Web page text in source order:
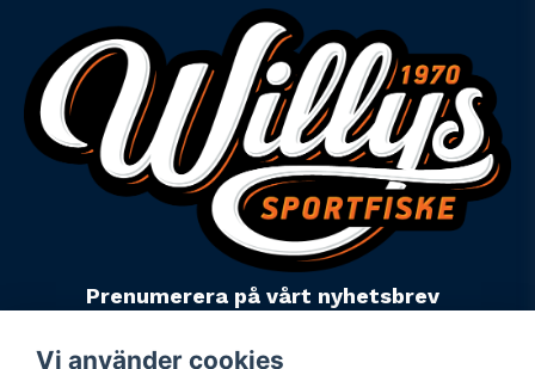
Prenumerera på vårt nyhetsbrev
Vi använder cookies